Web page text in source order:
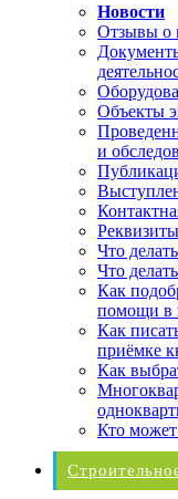
Новости
Отзывы о
Объекты
и
Что
Что
Как
помощи в
Как
приёмке
Как
Кто